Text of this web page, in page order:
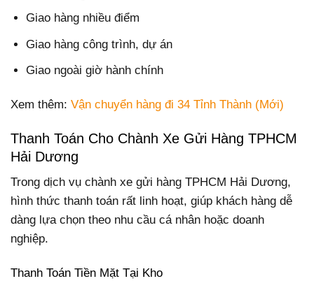
Giao hàng nhiều điểm
Giao hàng công trình, dự án
Giao ngoài giờ hành chính
Xem thêm: Vận chuyển hàng đi 34 Tỉnh Thành (Mới)
Thanh Toán Cho Chành Xe Gửi Hàng TPHCM
Hải Dương
Trong dịch vụ chành xe gửi hàng TPHCM Hải Dương,
hình thức thanh toán rất linh hoạt, giúp khách hàng dễ
dàng lựa chọn theo nhu cầu cá nhân hoặc doanh
nghiệp.
Thanh Toán Tiền Mặt Tại Kho